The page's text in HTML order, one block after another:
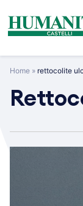
content
Home » rettocolite